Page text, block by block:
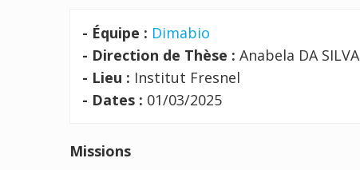
- Équipe : Dimabio
- Direction de Thèse : Anabela DA SILVA
- Lieu : Institut Fresnel
- Dates : 01/03/2025
Missions